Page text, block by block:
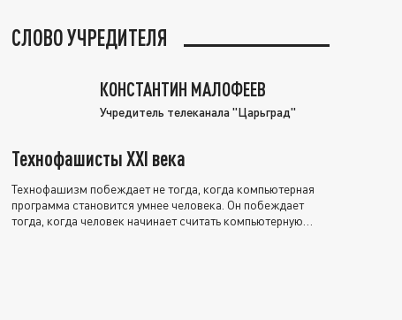
СЛОВО УЧРЕДИТЕЛЯ
КОНСТАНТИН МАЛОФЕЕВ
Учредитель телеканала "Царьград"
Технофашисты XXI века
Технофашизм побеждает не тогда, когда компьютерная
программа становится умнее человека. Он побеждает
тогда, когда человек начинает считать компьютерную